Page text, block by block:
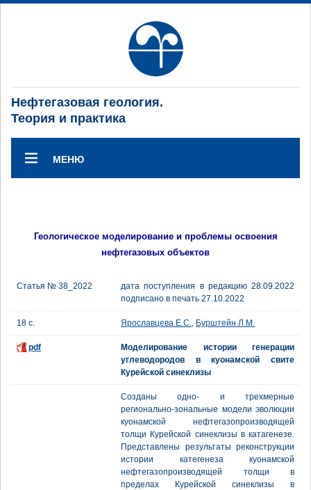
Нефтегазовая геология.
Теория и практика
МЕНЮ
Геологическое моделирование и проблемы освоения
нефтегазовых объектов
Статья № 38_2022
дата поступления в редакцию 28.09.2022
подписано в печать 27.10.2022
18 с. Ярославцева Е.С., Бурштейн Л.М.
pdf
Моделирование истории генерации
углеводородов в куонамской свите
Курейской синеклизы
Созданы одно- и трехмерные
регионально-зональные модели эволюции
куонамской нефтегазопроизводящей
толщи Курейской синеклизы в катагенезе.
Представлены результаты реконструкции
истории категенеза куонамской
нефтегазопроизводящей толщи в
пределах Курейской синеклизы в